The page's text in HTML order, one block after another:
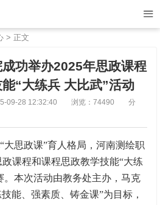
> 正文
功举办2025年思政课程
“大练兵 大比武”活动
09-28 12:32:40 浏览：74490
分
大思政课”育人格局，河南测绘职
课程和课程思政教学技能“大练
。本次活动由教务处主办，马克
能、强素质、铸金课”为目标，